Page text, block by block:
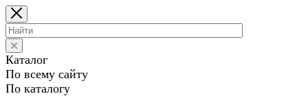
Каталог
По всему сайту
По каталогу